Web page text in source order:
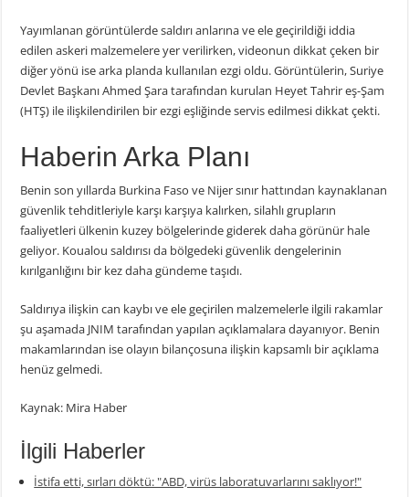
Yayımlanan görüntülerde saldırı anlarına ve ele geçirildiği iddia
edilen askeri malzemelere yer verilirken, videonun dikkat çeken bir
diğer yönü ise arka planda kullanılan ezgi oldu. Görüntülerin, Suriye
Devlet Başkanı Ahmed Şara tarafından kurulan Heyet Tahrir eş-Şam
(HTŞ) ile ilişkilendirilen bir ezgi eşliğinde servis edilmesi dikkat çekti.
Haberin Arka Planı
Benin son yıllarda Burkina Faso ve Nijer sınır hattından kaynaklanan
güvenlik tehditleriyle karşı karşıya kalırken, silahlı grupların
faaliyetleri ülkenin kuzey bölgelerinde giderek daha görünür hale
geliyor. Koualou saldırısı da bölgedeki güvenlik dengelerinin
kırılganlığını bir kez daha gündeme taşıdı.
Saldırıya ilişkin can kaybı ve ele geçirilen malzemelerle ilgili rakamlar
şu aşamada JNIM tarafından yapılan açıklamalara dayanıyor. Benin
makamlarından ise olayın bilançosuna ilişkin kapsamlı bir açıklama
henüz gelmedi.
Kaynak: Mira Haber
İlgili Haberler
İstifa etti, sırları döktü: "ABD, virüs laboratuvarlarını saklıyor!"